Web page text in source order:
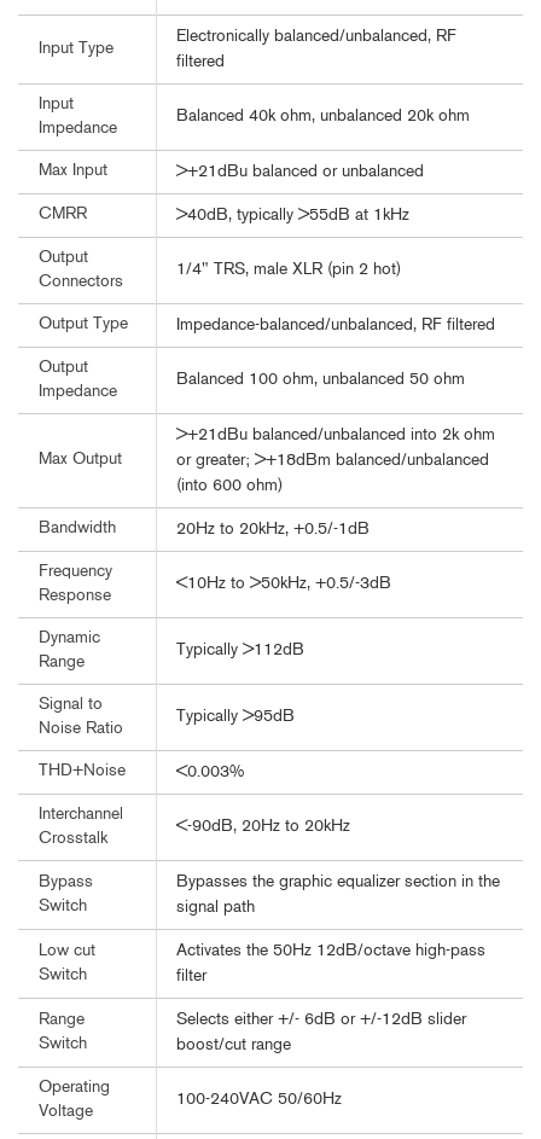
Input Type
Electronically balanced/unbalanced, RF
filtered
Input
Impedance
Balanced 40k ohm, unbalanced 20k ohm
Max Input >+21dBu balanced or unbalanced
CMRR >40dB, typically >55dB at 1kHz
Output
Connectors
1/4" TRS, male XLR (pin 2 hot)
Output Type Impedance-balanced/unbalanced, RF filtered
Output
Impedance
Balanced 100 ohm, unbalanced 50 ohm
Max Output
>+21dBu balanced/unbalanced into 2k ohm
or greater; >+18dBm balanced/unbalanced
(into 600 ohm)
Bandwidth 20Hz to 20kHz, +0.5/-1dB
Frequency
Response
<10Hz to >50kHz, +0.5/-3dB
Dynamic
Range
Typically >112dB
Signal to
Noise Ratio
Typically >95dB
THD+Noise <0.003%
Interchannel
Crosstalk
<-90dB, 20Hz to 20kHz
Bypass
Switch
Bypasses the graphic equalizer section in the
signal path
Low cut
Switch
Activates the 50Hz 12dB/octave high-pass
filter
Range
Switch
Selects either +/- 6dB or +/-12dB slider
boost/cut range
Operating
Voltage
100-240VAC 50/60Hz